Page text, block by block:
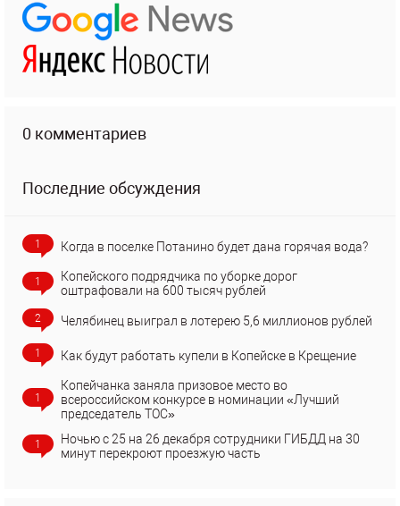
0 комментариев
Последние обсуждения
1 Когда в поселке Потанино будет дана горячая вода?
1
Копейского подрядчика по уборке дорог
оштрафовали на 600 тысяч рублей
2 Челябинец выиграл в лотерею 5,6 миллионов рублей
1 Как будут работать купели в Копейске в Крещение
1
Копейчанка заняла призовое место во
всероссийском конкурсе в номинации «Лучший
председатель ТОС»
1
Ночью с 25 на 26 декабря сотрудники ГИБДД на 30
минут перекроют проезжую часть